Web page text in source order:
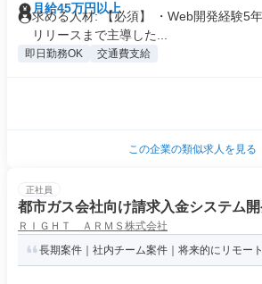
月給45万円以上
求める人材: 【必須】 ・Web開発経験5
リリースまで主導した...
即日勤務OK 交通費支給
この企業の類似求人を見る
正社員
都市ガス会社向け請求入金システム
ＲＩＧＨＴ ＡＲＭＳ株式会社
長期案件｜社内チーム案件｜将来的にリモー